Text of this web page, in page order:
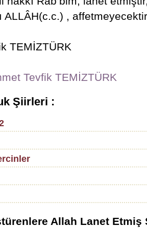
ALLÂH(c.c.) ,
TEMİZTÜRK
Tevfik TEMİZTÜRK
Şiirleri :
Allah Lanet Etmiş